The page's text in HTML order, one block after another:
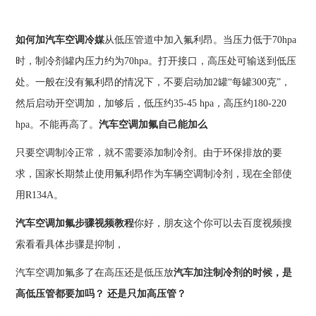
如何加汽车空调冷媒从低压管道中加入氟利昂。当压力低于70hpa
时，制冷剂罐内压力约为70hpa。打开接口，高压处可输送到低压
处。一般在没有氟利昂的情况下，不要启动加2罐“每罐300克”，
然后启动开空调加，加够后，低压约35-45 hpa，高压约180-220
hpa。不能再高了。汽车空调加氟自己能加么
只要空调制冷正常，就不需要添加制冷剂。由于环保排放的要
求，国家长期禁止使用氟利昂作为车辆空调制冷剂，现在全部使
用R134A。
汽车空调加氟步骤视频教程你好，朋友这个你可以去百度视频搜
索看看具体步骤是抑制，
汽车空调加氟多了在高压还是低压放汽车加注制冷剂的时候，是
高低压管都要加吗？ 还是只加高压管？